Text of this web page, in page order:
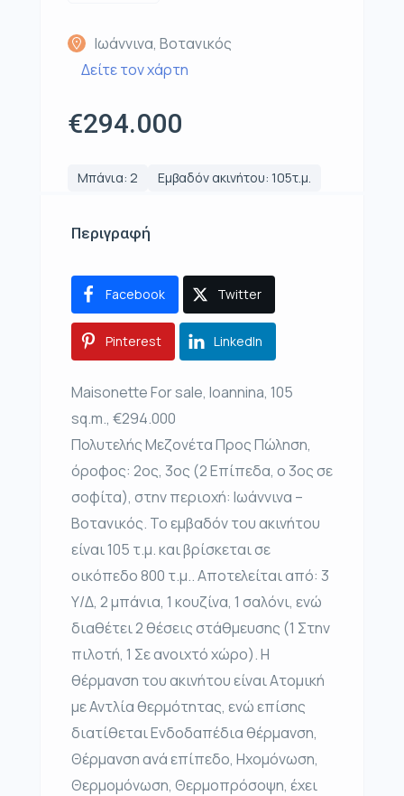
Ιωάννινα, Βοτανικός
Δείτε τον χάρτη
€294.000
Μπάνια: 2 Εμβαδόν ακινήτου: 105τ.μ.
Περιγραφή
Facebook Twitter
Pinterest LinkedIn
Maisonette For sale, Ioannina, 105
sq.m., €294.000
Πολυτελής Μεζονέτα Προς Πώληση,
όροφος: 2ος, 3ος (2 Επίπεδα, ο 3ος σε
σοφίτα), στην περιοχή: Ιωάννινα –
Βοτανικός. Το εμβαδόν του ακινήτου
είναι 105 τ.μ. και βρίσκεται σε
οικόπεδο 800 τ.μ.. Αποτελείται από: 3
Υ/Δ, 2 μπάνια, 1 κουζίνα, 1 σαλόνι, ενώ
διαθέτει 2 θέσεις στάθμευσης (1 Στην
πιλοτή, 1 Σε ανοιχτό χώρο). Η
θέρμανση του ακινήτου είναι Ατομική
με Αντλία θερμότητας, ενώ επίσης
διατίθεται Ενδοδαπέδια θέρμανση,
Θέρμανση ανά επίπεδο, Ηχομόνωση,
Θερμομόνωση, Θερμοπρόσοψη, έχει